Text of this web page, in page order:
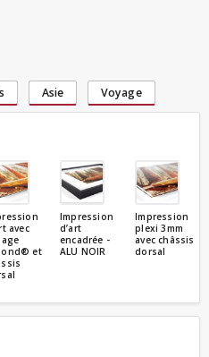
Asie Voyage
avec
et
Impression
d’art
encadrée -
ALU NOIR
Impression
plexi 3mm
avec châssis
dorsal